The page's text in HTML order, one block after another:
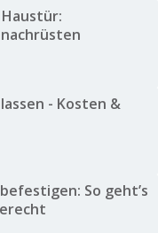
- Kosten &
So geht’s